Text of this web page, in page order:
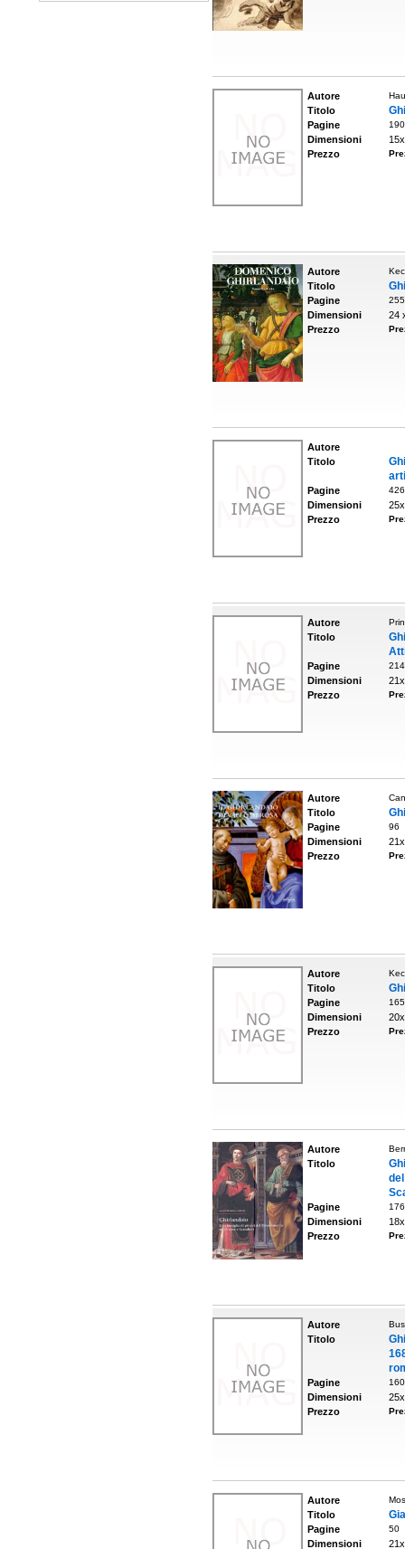
Autore
Titolo
Pagine 190
Dimensioni
Prezzo
Autore
Titolo
Pagine 255
Dimensioni
24
Prezzo
Autore
Titolo
Pagine 426
Dimensioni
Prezzo
Autore
Titolo
Pagine 214
Dimensioni
Prezzo
Autore
Titolo
Pagine 96
Dimensioni
Prezzo
Autore
Titolo
Pagine 165
Dimensioni
Prezzo
Autore
Titolo
Pagine 176
Dimensioni
Prezzo
Autore
Titolo
Pagine 160
Dimensioni
Prezzo
Autore
Titolo
Pagine 50
Dimensioni